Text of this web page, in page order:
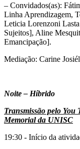
– Convidados(as):
Linha Aprendizagem,
Leticia Lorenzoni
Sujeitos], Aline
Emancipação].
Mediação: Carine
Noite – Híbrido
Transmissão pelo You
Memorial da UNISC
19:30 - Início da